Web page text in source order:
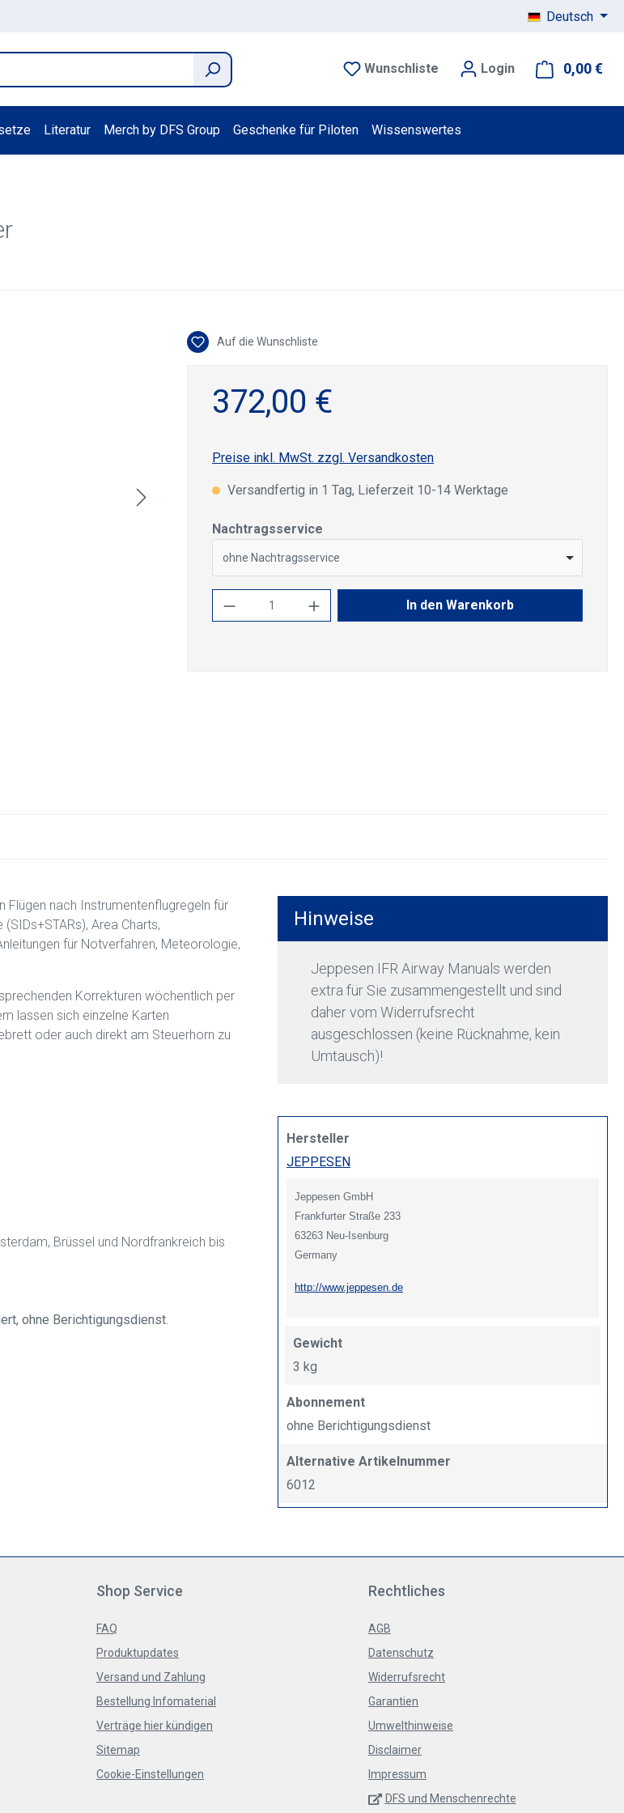
Deutsch
Wunschliste Login 0,00 €
Literatur Merch by DFS Group Geschenke für Piloten Wissenswertes
Auf die Wunschliste
372,00 €
Preise inkl. MwSt. zzgl. Versandkosten
Versandfertig in 1 Tag, Lieferzeit 10-14 Werktage
Nachtragsservice
ohne Nachtragsservice
Produkt Anzahl: Gib den gewünschten Wert
In den Warenkorb
Flügen nach Instrumentenflugregeln für
Area Charts,
für Notverfahren, Meteorologie,
Korrekturen wöchentlich per
lassen sich einzelne Karten
oder auch direkt am Steuerhorn zu
Brüssel und Nordfrankreich bis
ohne Berichtigungsdienst.
Hinweise
Jeppesen IFR Airway Manuals werden
extra für Sie zusammengestellt und sind
daher vom Widerrufsrecht
ausgeschlossen (keine Rücknahme, kein
Umtausch)!
Hersteller
JEPPESEN
Jeppesen GmbH
Frankfurter Straße 233
63263 Neu-Isenburg
Germany
http://www.jeppesen.de
Gewicht
3 kg
Abonnement
ohne Berichtigungsdienst
Alternative Artikelnummer
6012
Shop Service
FAQ
Produktupdates
Versand und Zahlung
Bestellung Infomaterial
Verträge hier kündigen
Sitemap
Cookie-Einstellungen
Rechtliches
AGB
Datenschutz
Widerrufsrecht
Garantien
Umwelthinweise
Disclaimer
Impressum
DFS und Menschenrechte